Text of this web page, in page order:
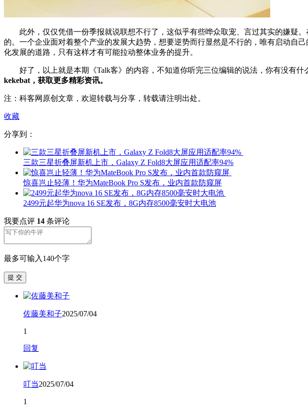
此外，仅仅凭借一份季报就说联想不行了，这似乎有些哗众取宠、言过其实的嫌疑
的。一个企业面对着整个产业的发展大趋势，想要逆势而行显然是不行的，唯有启动自
化发展的道路，只有这样才有可能拉动整体业务的提升。
好了，以上就是本期《Talk客》的内容，不知道你听完三位编辑的说法，你有没有什
kekebat，获取更多精彩资讯。
注：科客网原创文章，欢迎转载与分享，转载请注明出处。
收藏
分享到：
三款三星折叠屏新机上市，Galaxy Z Fold8大屏应用适配率94%
惊喜岂止轻薄！华为MateBook Pro S发布，业内首款防窥屏
2499元起华为nova 16 SE发布，8G内存8500毫安时大电池
我要点评 14 条评论
最多可输入140个字
提 交
佐藤美和子2025/07/04
1
回复
叮当2025/07/04
1